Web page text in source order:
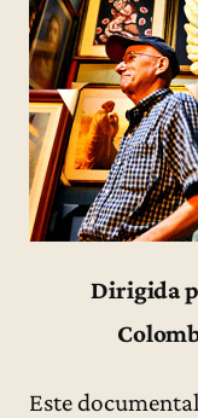
Dirigida
Este